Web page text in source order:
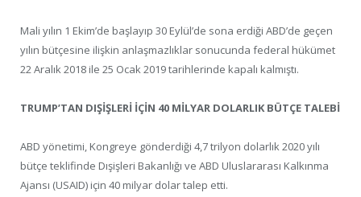
Mali yılın 1 Ekim’de başlayıp 30 Eylül’de sona erdiği ABD’de geçen
yılın bütçesine ilişkin anlaşmazlıklar sonucunda federal hükümet
22 Aralık 2018 ile 25 Ocak 2019 tarihlerinde kapalı kalmıştı.
TRUMP’TAN DIŞİŞLERİ İÇİN 40 MİLYAR DOLARLIK BÜTÇE TALEBİ
ABD yönetimi, Kongreye gönderdiği 4,7 trilyon dolarlık 2020 yılı
bütçe teklifinde Dışişleri Bakanlığı ve ABD Uluslararası Kalkınma
Ajansı (USAID) için 40 milyar dolar talep etti.